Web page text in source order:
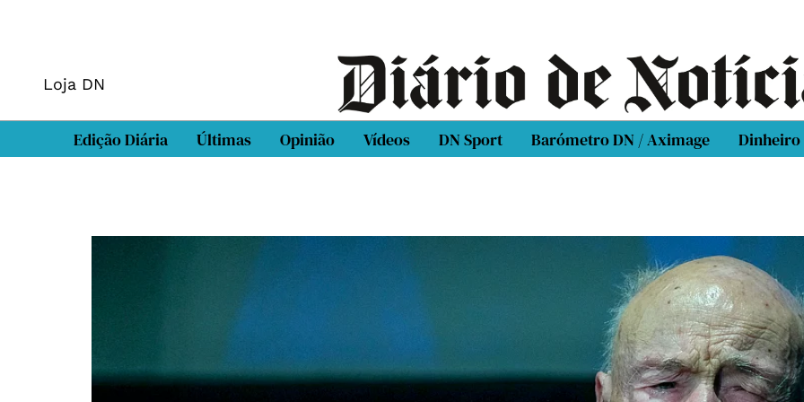
Loja DN
Edição Diária Últimas Opinião Vídeos DN Sport Barómetro DN / Aximage Dinheiro